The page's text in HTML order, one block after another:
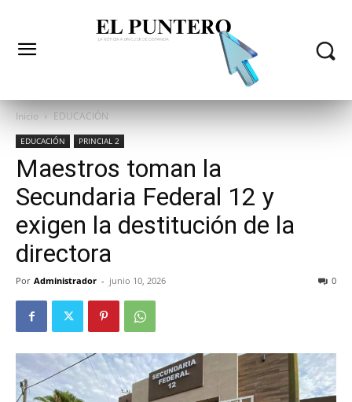
Inicio EDUCACIÓN
EDUCACIÓN PRINCIAL 2
Maestros toman la
Secundaria Federal 12 y
exigen la destitución de la
directora
Por Administrador - junio 10, 2026 0